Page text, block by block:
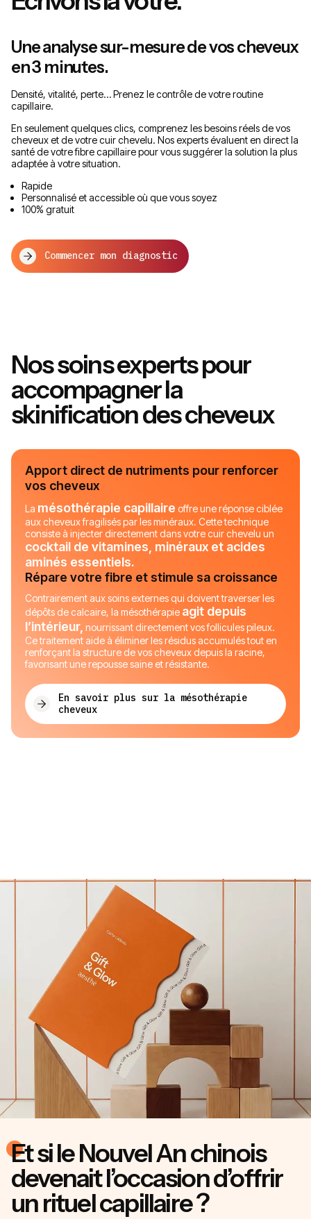
Une analyse sur-mesure de vos cheveux
en 3 minutes.
Densité, vitalité, perte… Prenez le contrôle de votre routine
capillaire.
En seulement quelques clics, comprenez les besoins réels de vos
cheveux et de votre cuir chevelu. Nos experts évaluent en direct la
santé de votre fibre capillaire pour vous suggérer la solution la plus
adaptée à votre situation.
Rapide
Personnalisé et accessible où que vous soyez
100% gratuit
Commencer mon diagnostic
Nos soins experts pour
accompagner la
skinification des cheveux
Apport direct de nutriments pour renforcer
vos cheveux
La mésothérapie capillaire offre une réponse ciblée
aux cheveux fragilisés par les minéraux. Cette technique
consiste à injecter directement dans votre cuir chevelu un
cocktail de vitamines, minéraux et acides
aminés essentiels.
Répare votre fibre et stimule sa croissance
Contrairement aux soins externes qui doivent traverser les
dépôts de calcaire, la mésothérapie agit depuis
l’intérieur, nourrissant directement vos follicules pileux.
Ce traitement aide à éliminer les résidus accumulés tout en
renforçant la structure de vos cheveux depuis la racine,
favorisant une repousse saine et résistante.
En savoir plus sur la mésothérapie
cheveux
Et si le Nouvel An chinois
devenait l’occasion d’offrir
un rituel capillaire ?